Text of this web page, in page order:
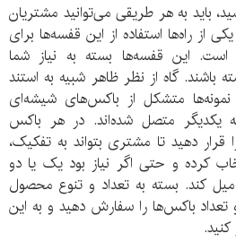
باید به هر طریقی می‌توانید مشتریان
از راه‌ها استفاده از این قفسه‌ها برای
این قفسه‌ها بسته به نیاز شما
باشند. گاه از نظر ظاهر شبیه به استند
نمونه‌ها متشکل از باکس‌های شیشه‌ای
یکدیگر متصل شده‌اند. در هر باکس
دهید تا مشتری بتواند به تفکیک،
کرده و حتی اگر نیاز بود یک یا دو
میل کند. بسته به تعداد و تنوع محصول
باکس‌ها را سفارش دهید و به این